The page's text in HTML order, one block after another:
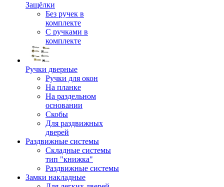
Защёлки
Без ручек в
комплекте
С ручками в
комплекте
Ручки дверные
Ручки для окон
На планке
На раздельном
основании
Скобы
Для раздвижных
дверей
Раздвижные системы
Складные системы
тип "книжка"
Раздвижные системы
Замки накладные